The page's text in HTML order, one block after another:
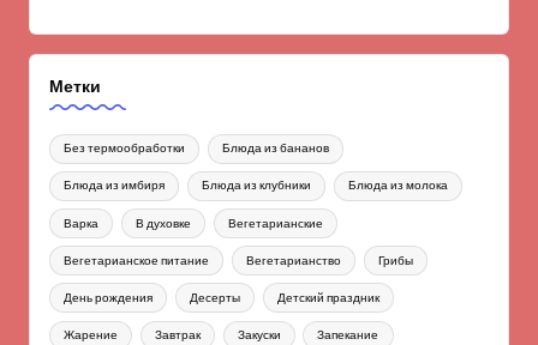
Метки
Без термообработки Блюда из бананов
Блюда из имбиря Блюда из клубники Блюда из молока
Варка В духовке Вегетарианские
Вегетарианское питание Вегетарианство Грибы
День рождения Десерты Детский праздник
Жарение Завтрак Закуски Запекание